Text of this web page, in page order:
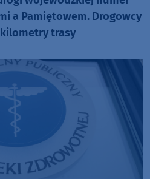
a Pamiętowem. Drogowcy
trasy